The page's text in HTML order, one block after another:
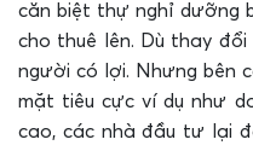
căn biệt thự nghỉ dưỡng
cho thuê lên. Dù thay
người có lợi. Nhưng bên
mặt tiêu cực ví dụ như
cao, các nhà đầu tư lại